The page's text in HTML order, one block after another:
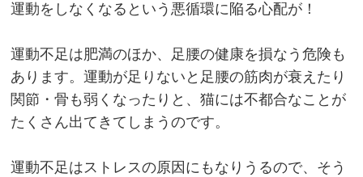
運動をしなくなるという悪循環に陥る心配が！
運動不足は肥満のほか、足腰の健康を損なう危険も
あります。運動が足りないと足腰の筋肉が衰えたり
関節・骨も弱くなったりと、猫には不都合なことが
たくさん出てきてしまうのです。
運動不足はストレスの原因にもなりうるので、そう